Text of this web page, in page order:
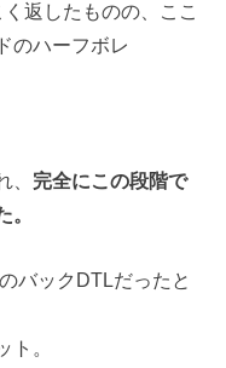
返したものの、ここ
のハーフボレ
、 完全にこの段階で
。
バックDTLだったと
ト。